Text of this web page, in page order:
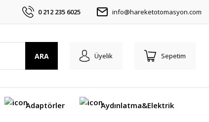
0 212 235 6025 info@hareketotomasyon.com
ARA Üyelik Sepetim
Adaptörler Aydınlatma&Elektrik